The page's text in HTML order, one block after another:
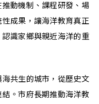
動機制、課程研發、場
成果，讓海洋教育真正
識家鄉與親近海洋的重
共生的城市，從歷史文
。市府長期推動海洋教